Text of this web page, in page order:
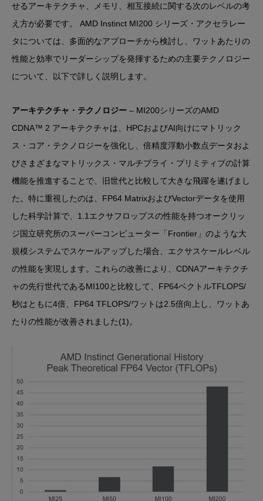
せるアーキテクチャ、メモリ、相互接続に関する次のレベルの考
え方が必要です。 AMD Instinct MI200 シリーズ・アクセラレー
タについては、多面的なアプローチから検討し、ワットあたりの
性能と効率でリーダーシップを発揮するための主要テクノロジー
について、以下で詳しく説明します。
アーキテクチャ・テクノロジー – MI200シリーズのAMD
CDNA™ 2 アーキテクチャは、HPCおよびAI向けにマトリック
ス・コア・テクノロジーを強化し、倍精度浮動小数点データおよ
びさまざまなマトリックス・マルチプライ・プリミティブの計算
機能を推進することで、旧世代と比較して大きな飛躍を遂げまし
た。特に重視したのは、FP64 MatrixおよびVectorデータを使用
した科学計算で、1.1エクサフロップスの性能を持つオークリッ
ジ国立研究所のスーパーコンピューター「Frontier」のような大
規模システムでスケールアップした場合、エクサスケールレベル
の性能を実現します。これらの改善により、CDNAアーキテクチ
ャの先行世代であるMI100と比較して、FP64ベクトルTFLOPS/
秒はともに4倍、FP64 TFLOPS/ワットは2.5倍向上し、ワットあ
たりの性能が改善されました(1)。